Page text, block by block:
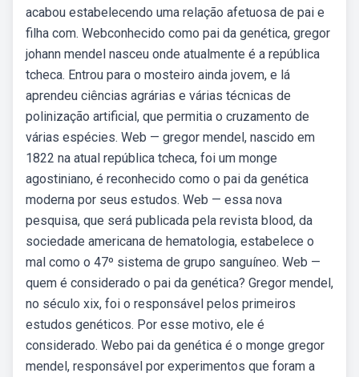
acabou estabelecendo uma relação afetuosa de pai e
filha com. Webconhecido como pai da genética, gregor
johann mendel nasceu onde atualmente é a república
tcheca. Entrou para o mosteiro ainda jovem, e lá
aprendeu ciências agrárias e várias técnicas de
polinização artificial, que permitia o cruzamento de
várias espécies. Web — gregor mendel, nascido em
1822 na atual república tcheca, foi um monge
agostiniano, é reconhecido como o pai da genética
moderna por seus estudos. Web — essa nova
pesquisa, que será publicada pela revista blood, da
sociedade americana de hematologia, estabelece o
mal como o 47º sistema de grupo sanguíneo. Web —
quem é considerado o pai da genética? Gregor mendel,
no século xix, foi o responsável pelos primeiros
estudos genéticos. Por esse motivo, ele é
considerado. Webo pai da genética é o monge gregor
mendel, responsável por experimentos que foram a